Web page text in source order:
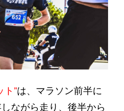
ト”は、マラソン前半に
ながら走り、後半から